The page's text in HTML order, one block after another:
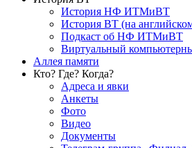
История НФ ИТМиВТ
История ВТ (на
Подкаст об НФ ИТМиВТ
Виртуальный
Аллея памяти
Кто? Где? Когда?
Адреса и явки
Анкеты
Фото
Видео
Документы